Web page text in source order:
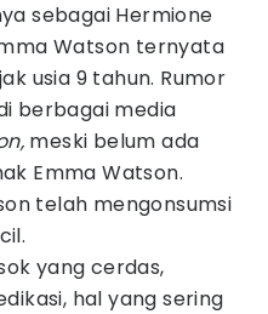
sebagai Hermione
Watson ternyata
usia 9 tahun. Rumor
berbagai media
meski belum ada
Emma Watson.
telah mengonsumsi
yang cerdas,
hal yang sering